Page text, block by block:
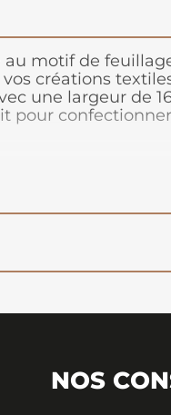
motif de
créations
une largeur de
pour confectionner
de fraîcheur à
vives lavage
végétal menthe.
NOS